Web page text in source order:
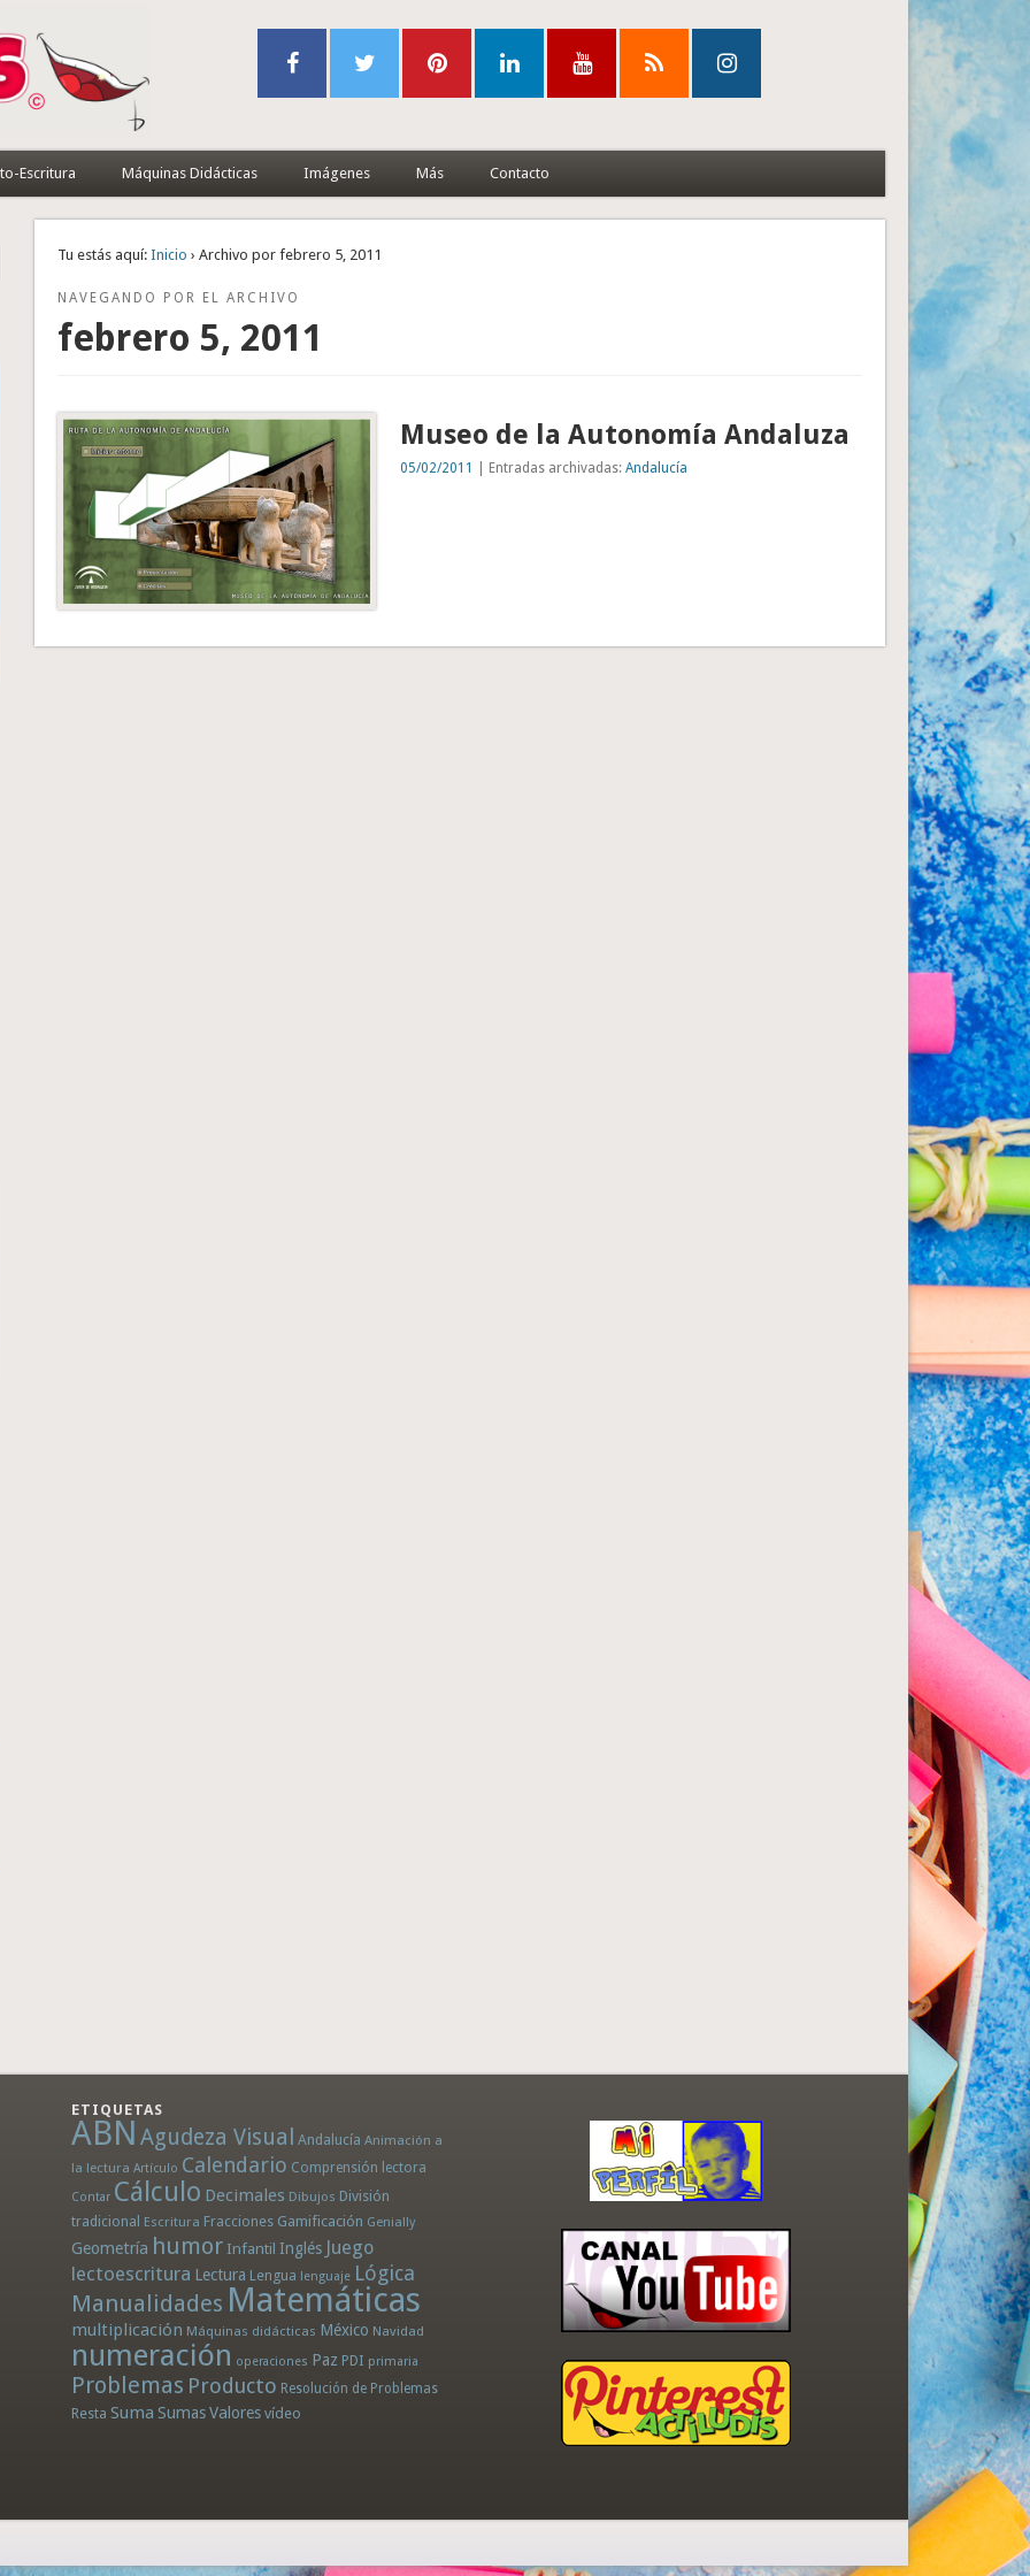
Escritura Máquinas Didácticas Imágenes Más Contacto
Tu estás aquí: Inicio › Archivo por febrero 5, 2011
NAVEGANDO POR EL ARCHIVO
febrero 5, 2011
Museo de la Autonomía Andaluza
05/02/2011 | Entradas archivadas: Andalucía
ETIQUETAS
ABN Agudeza Visual Andalucía Animación a
la lectura Artículo Calendario Comprensión lectora
Contar Cálculo Decimales Dibujos División
tradicional Escritura Fracciones Gamificación Genially
Geometría humor Infantil Inglés Juego
lectoescritura Lectura Lengua lenguaje Lógica
Manualidades Matemáticas
multiplicación Máquinas didácticas México Navidad
numeración operaciones Paz PDI primaria
Problemas Producto Resolución de Problemas
Resta Suma SumasValores vídeo